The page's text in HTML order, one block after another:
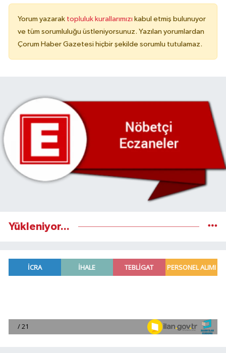
Yorum yazarak topluluk kurallarımızı kabul etmiş bulunuyor
ve tüm sorumluluğu üstleniyorsunuz. Yazılan yorumlardan
Çorum Haber Gazetesi hiçbir şekilde sorumlu tutulamaz.
Yükleniyor...